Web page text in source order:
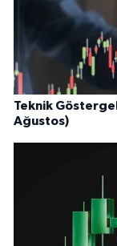
Teknik
Ağustos)